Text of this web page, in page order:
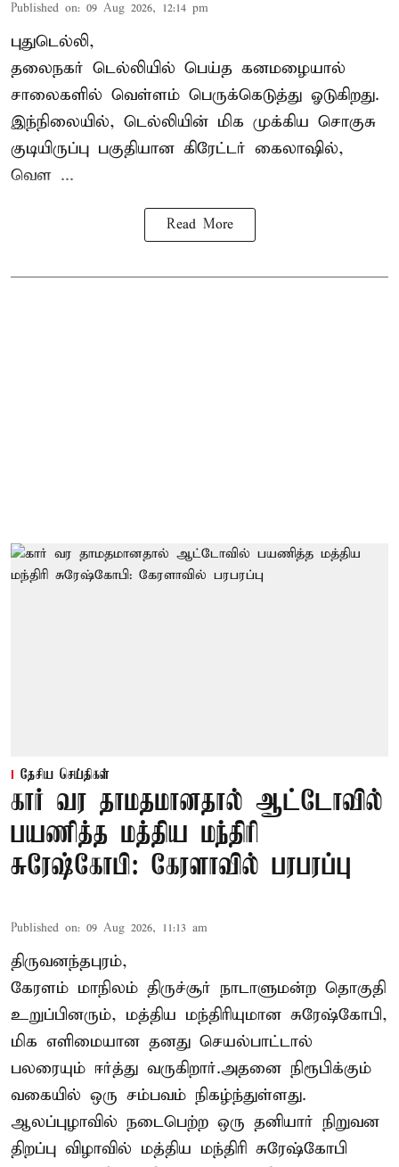
Published on: 09 Aug 2026, 12:14 pm
புதுடெல்லி,
தலைநகர் டெல்லியில் பெய்த கனமழையால்
சாலைகளில் வெள்ளம் பெருக்கெடுத்து ஓடுகிறது.
இந்நிலையில், டெல்லியின் மிக முக்கிய சொகுசு
குடியிருப்பு பகுதியான கிரேட்டர் கைலாஷில்,
வெள ...
Read More
தேசிய செய்திகள்
கார் வர தாமதமானதால் ஆட்டோவில்
பயணித்த மத்திய மந்திரி
சுரேஷ்கோபி: கேரளாவில் பரபரப்பு
Published on: 09 Aug 2026, 11:13 am
திருவனந்தபுரம்,
கேரளம் மாநிலம் திருச்சூர் நாடாளுமன்ற தொகுதி
உறுப்பினரும், மத்திய மந்திரியுமான சுரேஷ்கோபி,
மிக எளிமையான தனது செயல்பாட்டால்
பலரையும் ஈர்த்து வருகிறார்.அதனை நிரூபிக்கும்
வகையில் ஒரு சம்பவம் நிகழ்ந்துள்ளது.
ஆலப்புழாவில் நடைபெற்ற ஒரு தனியார் நிறுவன
திறப்பு விழாவில் மத்திய மந்திரி சுரேஷ்கோபி